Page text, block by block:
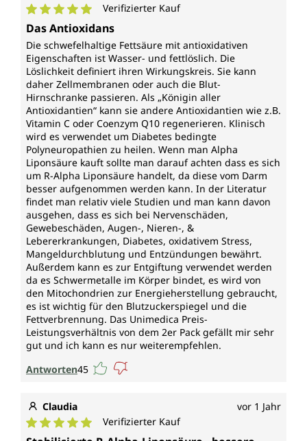
Durchschnittliche Bewertung von 5 von 5 Sternen
Verifizierter Kauf
Das Antioxidans
Die schwefelhaltige Fettsäure mit antioxidativen
Eigenschaften ist Wasser- und fettlöslich. Die
Löslichkeit definiert ihren Wirkungskreis. Sie kann
daher Zellmembranen oder auch die Blut-
Hirnschranke passieren. Als „Königin aller
Antioxidantien“ kann sie andere Antioxidantien wie z.B.
Vitamin C oder Coenzym Q10 regenerieren. Klinisch
wird es verwendet um Diabetes bedingte
Polyneuropathien zu heilen. Wenn man Alpha
Liponsäure kauft sollte man darauf achten dass es sich
um R-Alpha Liponsäure handelt, da diese vom Darm
besser aufgenommen werden kann. In der Literatur
findet man relativ viele Studien und man kann davon
ausgehen, dass es sich bei Nervenschäden,
Gewebeschäden, Augen-, Nieren-, &
Lebererkrankungen, Diabetes, oxidativem Stress,
Mangeldurchblutung und Entzündungen bewährt.
Außerdem kann es zur Entgiftung verwendet werden
da es Schwermetalle im Körper bindet, es wird von
den Mitochondrien zur Energieherstellung gebraucht,
es ist wichtig für den Blutzuckerspiegel und die
Fettverbrennung. Das Unimedica Preis-
Leistungsverhältnis von dem 2er Pack gefällt mir sehr
gut und ich kann es nur weiterempfehlen.
Antworten45
Claudia vor 1 Jahr
Durchschnittliche Bewertung von 5 von 5 Sternen
Verifizierter Kauf